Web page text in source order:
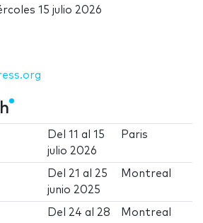
15 julio 2026
Del11 al15
julio 2026
Paris
Del 21 al 25
junio 2025
Montreal
Del 24 al 28
Montreal